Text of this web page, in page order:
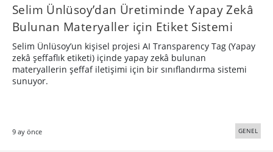
Selim Ünlüsoy’dan Üretiminde Yapay Zekâ
Bulunan Materyaller için Etiket Sistemi
Selim Ünlüsoy’un kişisel projesi AI Transparency Tag (Yapay
zekâ şeffaflık etiketi) içinde yapay zekâ bulunan
materyallerin şeffaf iletişimi için bir sınıflandırma sistemi
sunuyor.
9 ay önce GENEL